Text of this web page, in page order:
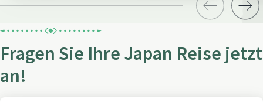
Fragen Sie Ihre Japan Reise jetzt
an!